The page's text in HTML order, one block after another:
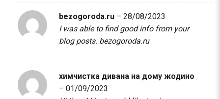
bezogoroda.ru – 28/08/2023
I was able to find good info from your
blog posts. bezogoroda.ru
химчистка дивана на дому жодино
– 01/09/2023